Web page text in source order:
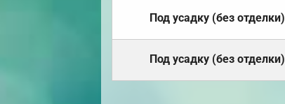
Под усадку (без отделки)
Под усадку (без отделки)